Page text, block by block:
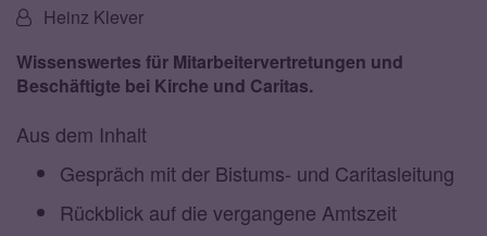
Von:Heinz Klever
Wissenswertes für Mitarbeitervertretungen und
Beschäftigte bei Kirche und Caritas.
Aus dem Inhalt
Gespräch mit der Bistums- und Caritasleitung
Rückblick auf die vergangene Amtszeit